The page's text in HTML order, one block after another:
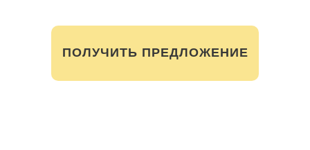
ПОЛУЧИТЬ ПРЕДЛОЖЕНИЕ